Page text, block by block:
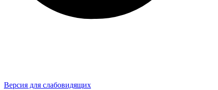
Версия для слабовидящих